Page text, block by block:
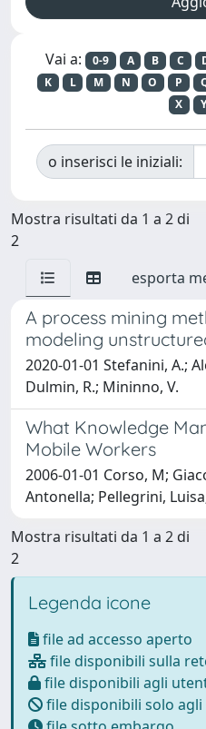
Vai a: 0-9 A B C
K
L M N O P
X
Y
o inserisci le iniziali:
Mostra risultati da 1 a 2 di
2
esporta
A process mining
modeling
2020-01-01 Stefanini, A.;
Dulmin, R.; Mininno, V.
What Knowledge
Mobile Workers
2006-01-01 Corso, M;
Antonella; Pellegrini,
Mostra risultati da 1 a 2 di
2
Legenda icone
file ad accesso aperto
file disponibili sulla
file disponibili agli
file disponibili solo